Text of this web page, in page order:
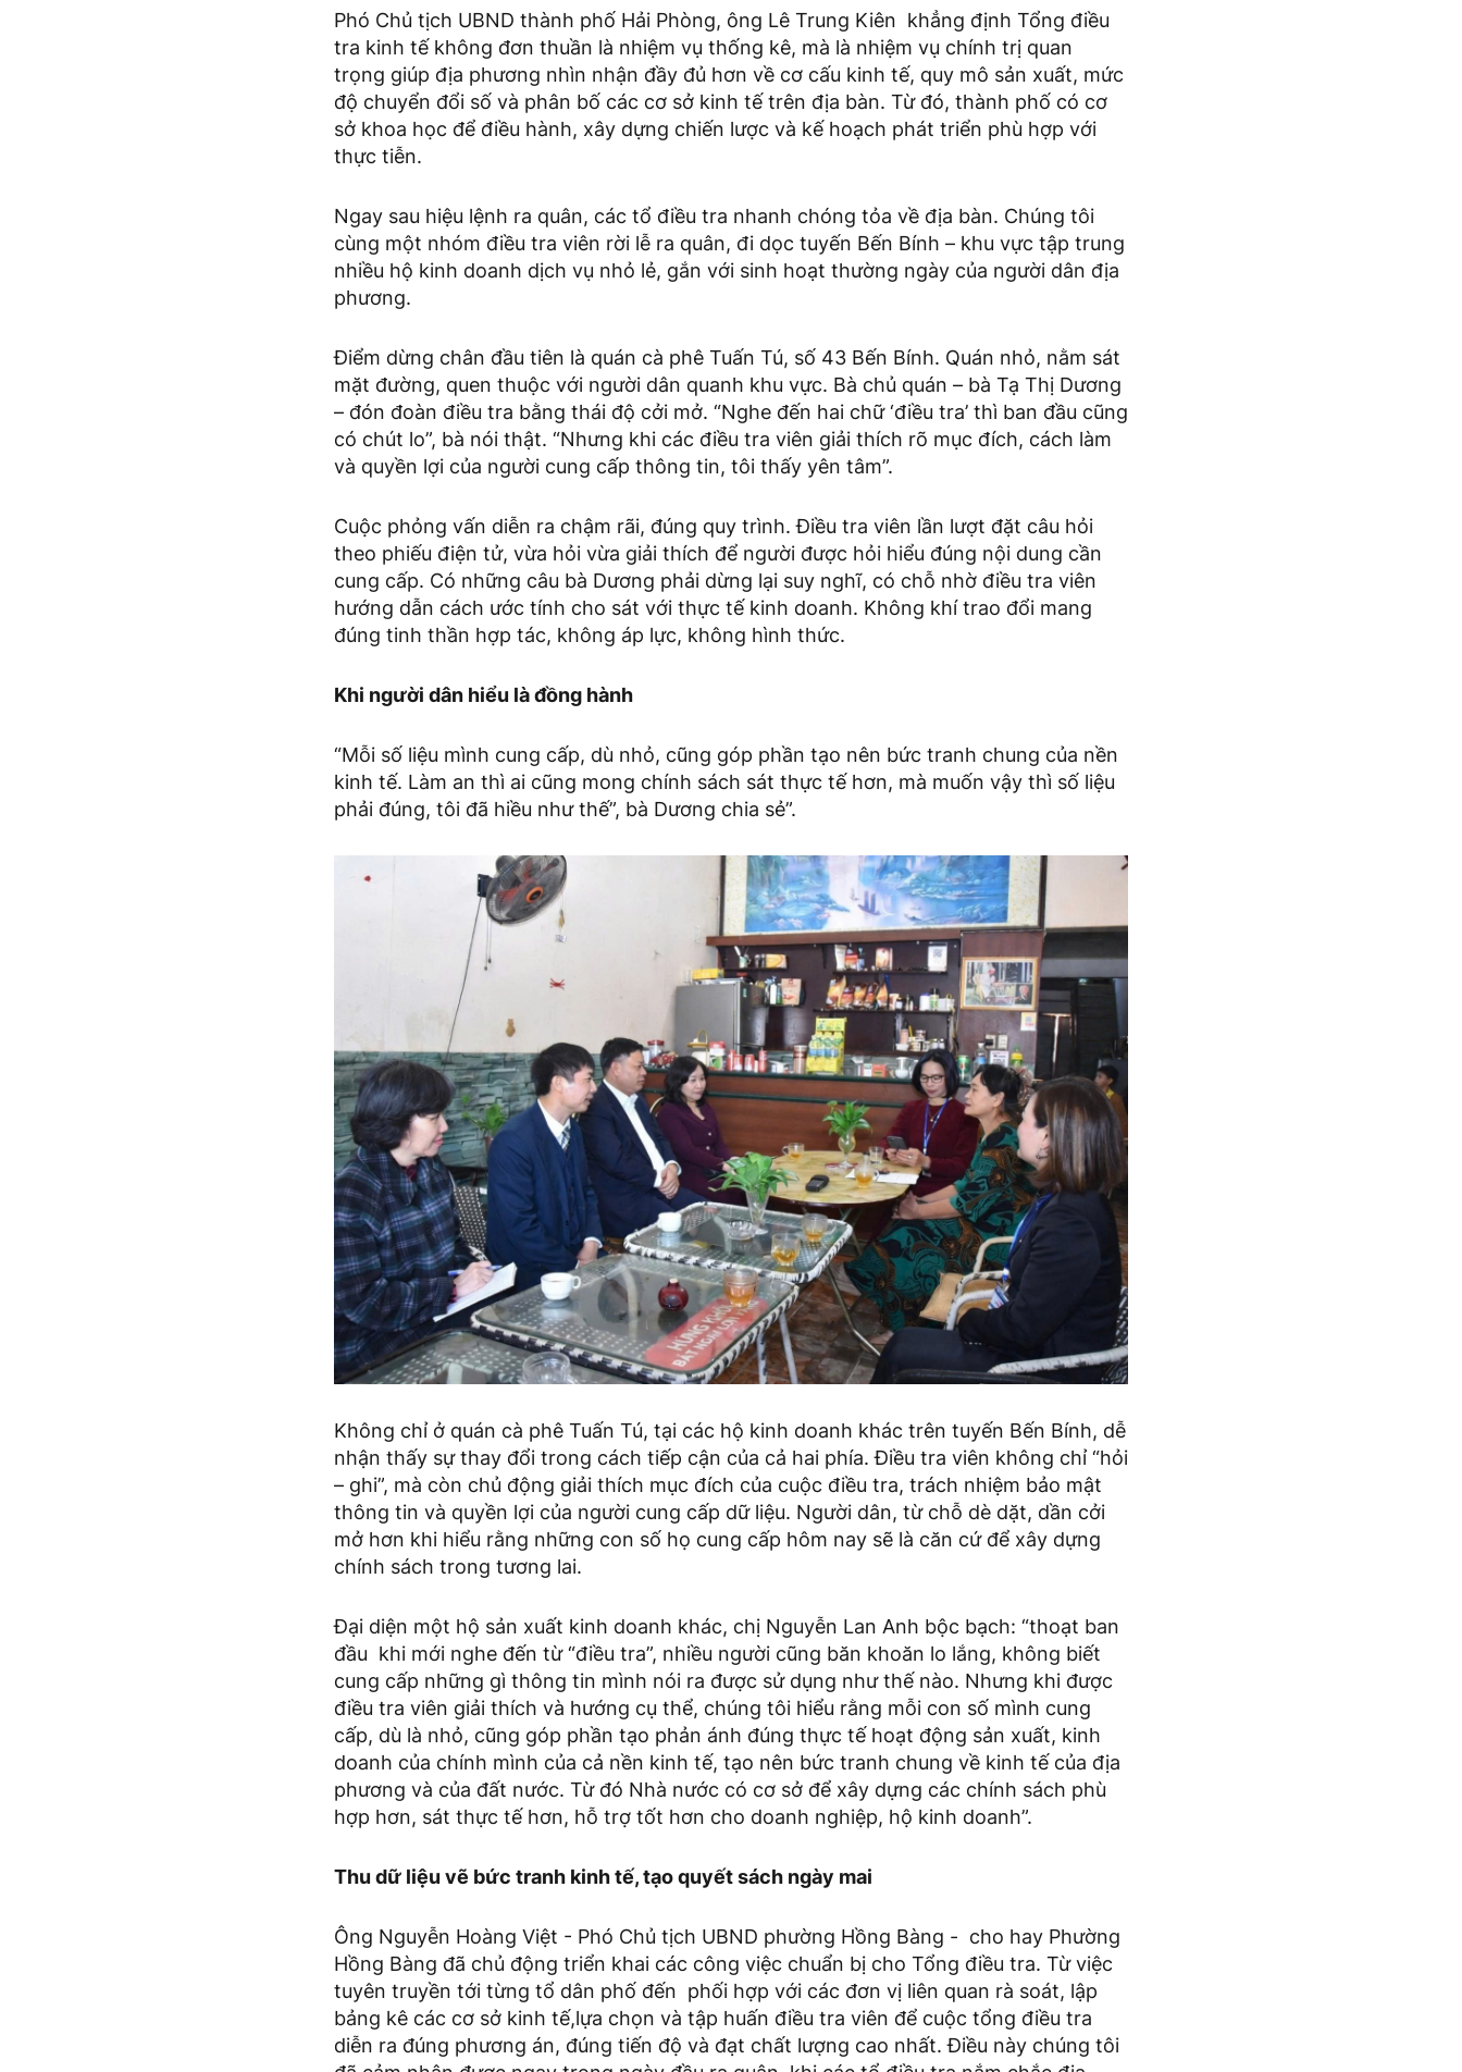
Phó Chủ tịch UBND thành phố Hải Phòng, ông Lê Trung Kiên khẳng định Tổng điều
tra kinh tế không đơn thuần là nhiệm vụ thống kê, mà là nhiệm vụ chính trị quan
trọng giúp địa phương nhìn nhận đầy đủ hơn về cơ cấu kinh tế, quy mô sản xuất, mức
độ chuyển đổi số và phân bố các cơ sở kinh tế trên địa bàn. Từ đó, thành phố có cơ
sở khoa học để điều hành, xây dựng chiến lược và kế hoạch phát triển phù hợp với
thực tiễn.
Ngay sau hiệu lệnh ra quân, các tổ điều tra nhanh chóng tỏa về địa bàn. Chúng tôi
cùng một nhóm điều tra viên rời lễ ra quân, đi dọc tuyến Bến Bính – khu vực tập trung
nhiều hộ kinh doanh dịch vụ nhỏ lẻ, gắn với sinh hoạt thường ngày của người dân địa
phương.
Điểm dừng chân đầu tiên là quán cà phê Tuấn Tú, số 43 Bến Bính. Quán nhỏ, nằm sát
mặt đường, quen thuộc với người dân quanh khu vực. Bà chủ quán – bà Tạ Thị Dương
– đón đoàn điều tra bằng thái độ cởi mở. “Nghe đến hai chữ ‘điều tra’ thì ban đầu cũng
có chút lo”, bà nói thật. “Nhưng khi các điều tra viên giải thích rõ mục đích, cách làm
và quyền lợi của người cung cấp thông tin, tôi thấy yên tâm”.
Cuộc phỏng vấn diễn ra chậm rãi, đúng quy trình. Điều tra viên lần lượt đặt câu hỏi
theo phiếu điện tử, vừa hỏi vừa giải thích để người được hỏi hiểu đúng nội dung cần
cung cấp. Có những câu bà Dương phải dừng lại suy nghĩ, có chỗ nhờ điều tra viên
hướng dẫn cách ước tính cho sát với thực tế kinh doanh. Không khí trao đổi mang
đúng tinh thần hợp tác, không áp lực, không hình thức.
Khi người dân hiểu là đồng hành
“Mỗi số liệu mình cung cấp, dù nhỏ, cũng góp phần tạo nên bức tranh chung của nền
kinh tế. Làm an thì ai cũng mong chính sách sát thực tế hơn, mà muốn vậy thì số liệu
phải đúng, tôi đã hiều như thế”, bà Dương chia sẻ”.
Không chỉ ở quán cà phê Tuấn Tú, tại các hộ kinh doanh khác trên tuyến Bến Bính, dễ
nhận thấy sự thay đổi trong cách tiếp cận của cả hai phía. Điều tra viên không chỉ “hỏi
– ghi”, mà còn chủ động giải thích mục đích của cuộc điều tra, trách nhiệm bảo mật
thông tin và quyền lợi của người cung cấp dữ liệu. Người dân, từ chỗ dè dặt, dần cởi
mở hơn khi hiểu rằng những con số họ cung cấp hôm nay sẽ là căn cứ để xây dựng
chính sách trong tương lai.
Đại diện một hộ sản xuất kinh doanh khác, chị Nguyễn Lan Anh bộc bạch: “thoạt ban
đầu khi mới nghe đến từ “điều tra”, nhiều người cũng băn khoăn lo lắng, không biết
cung cấp những gì thông tin mình nói ra được sử dụng như thế nào. Nhưng khi được
điều tra viên giải thích và hướng cụ thể, chúng tôi hiểu rằng mỗi con số mình cung
cấp, dù là nhỏ, cũng góp phần tạo phản ánh đúng thực tế hoạt động sản xuất, kinh
doanh của chính mình của cả nền kinh tế, tạo nên bức tranh chung về kinh tế của địa
phương và của đất nước. Từ đó Nhà nước có cơ sở để xây dựng các chính sách phù
hợp hơn, sát thực tế hơn, hỗ trợ tốt hơn cho doanh nghiệp, hộ kinh doanh”.
Thu dữ liệu vẽ bức tranh kinh tế, tạo quyết sách ngày mai
Ông Nguyễn Hoàng Việt - Phó Chủ tịch UBND phường Hồng Bàng - cho hay Phường
Hồng Bàng đã chủ động triển khai các công việc chuẩn bị cho Tổng điều tra. Từ việc
tuyên truyền tới từng tổ dân phố đến phối hợp với các đơn vị liên quan rà soát, lập
bảng kê các cơ sở kinh tế,lựa chọn và tập huấn điều tra viên để cuộc tổng điều tra
diễn ra đúng phương án, đúng tiến độ và đạt chất lượng cao nhất. Điều này chúng tôi